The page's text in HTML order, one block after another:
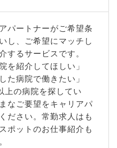
パートナーがご希望条
し、ご希望にマッチし
するサービスです。
を紹介してほしい」
た病院で働きたい」
上の病院を探してい
なご要望をキャリアパ
ださい。常勤求人はも
ポットのお仕事紹介も